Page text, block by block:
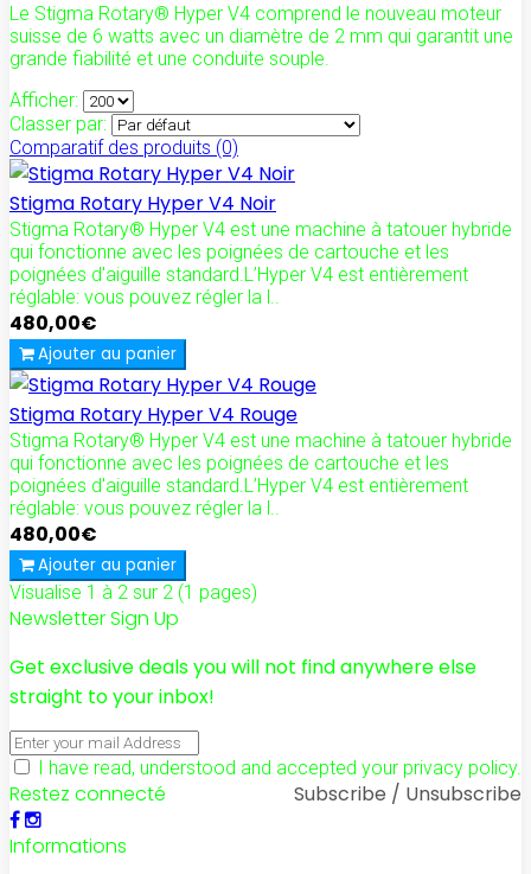
Le Stigma Rotary® Hyper V4 comprend le nouveau moteur
suisse de 6 watts avec un diamètre de 2 mm qui garantit une
grande fiabilité et une conduite souple.
Afficher:
Classer par:
Comparatif des produits (0)
Stigma Rotary Hyper V4 Noir
Stigma Rotary® Hyper V4 est une machine à tatouer hybride
qui fonctionne avec les poignées de cartouche et les
poignées d'aiguille standard.L’Hyper V4 est entièrement
réglable: vous pouvez régler la l..
480,00€
Ajouter au panier
Stigma Rotary Hyper V4 Rouge
Stigma Rotary® Hyper V4 est une machine à tatouer hybride
qui fonctionne avec les poignées de cartouche et les
poignées d'aiguille standard.L’Hyper V4 est entièrement
réglable: vous pouvez régler la l..
480,00€
Ajouter au panier
Visualise 1 à 2 sur 2 (1 pages)
Newsletter Sign Up
Get exclusive deals you will not find anywhere else
straight to your inbox!
I have read, understood and accepted your privacy policy.
Subscribe / Unsubscribe
Restez connecté
Informations